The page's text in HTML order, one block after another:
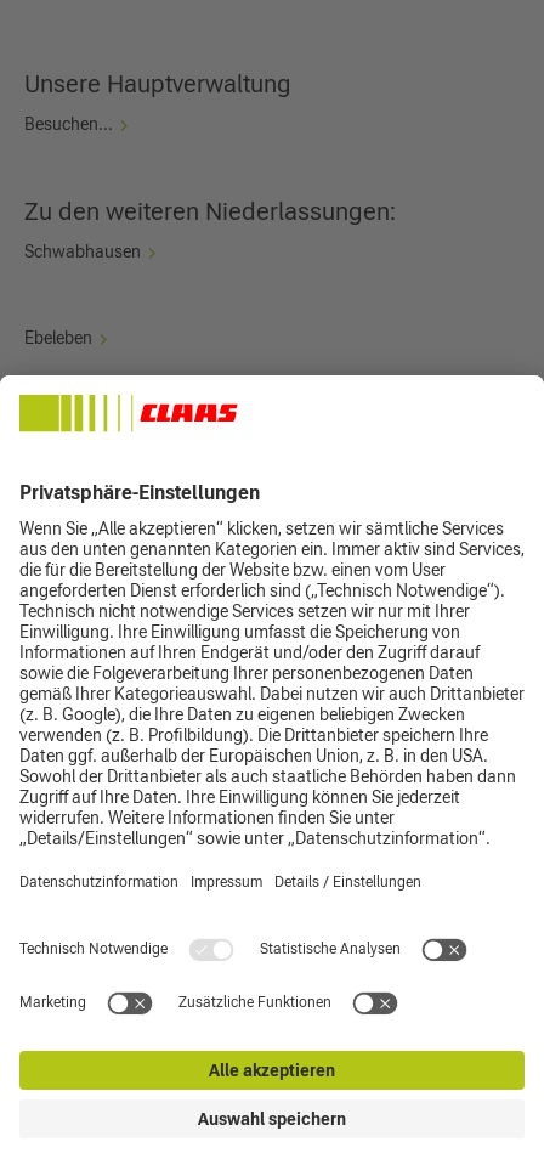
Unsere Hauptverwaltung
Besuchen...
Zu den weiteren Niederlassungen:
Schwabhausen
Ebeleben
Sonnenstein
Impressum
Datenschutz
Top